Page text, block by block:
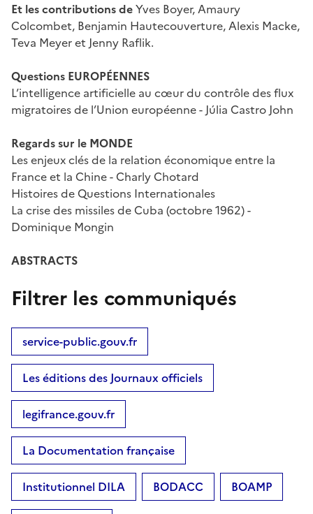
Et les contributions deYves Boyer, Amaury
Colcombet, Benjamin Hautecouverture, Alexis Macke,
Teva Meyer et Jenny Raflik.
Questions EUROPÉENNES
L’intelligence artificielle au cœur du contrôle des flux
migratoires de l’Union européenne - Júlia Castro John
Regards sur le MONDE
Les enjeux clés de la relation économique entre la
France et la Chine - Charly Chotard
Histoires de Questions Internationales
La crise des missiles de Cuba (octobre 1962) -
Dominique Mongin
ABSTRACTS
Filtrer les communiqués
service-public.gouv.fr
Les éditions des Journaux officiels
legifrance.gouv.fr
La Documentation française
Institutionnel DILA BODACC BOAMP